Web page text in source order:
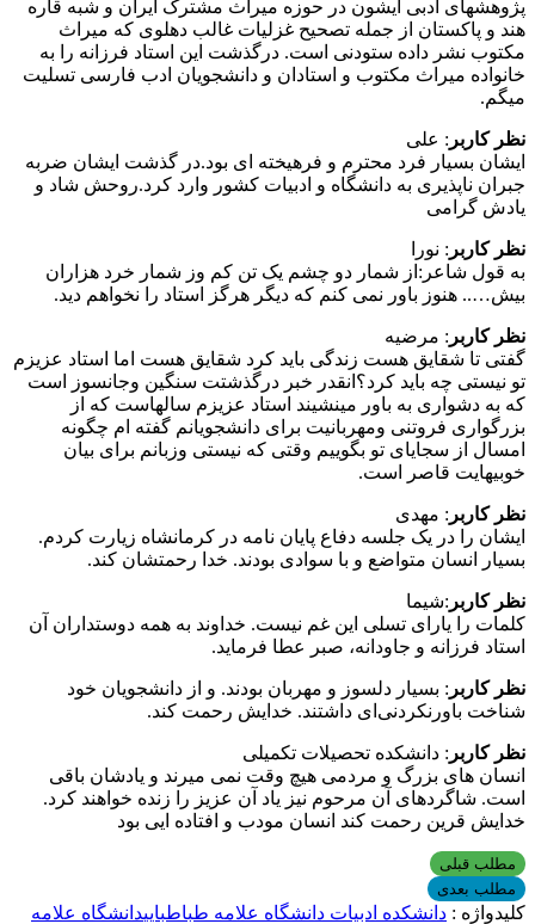
پژوهشهای ادبی ایشون در حوزه میراث مشترک ایران و شبه قاره
هند و پاکستان از جمله تصحیح غزلیات غالب دهلوی که میراث
مکتوب نشر داده ستودنی است. درگذشت این استاد فرزانه را به
خانواده میراث مکتوب و استادان و دانشجویان ادب فارسی تسلیت
میگم.
نظر کاربر : علی
ایشان بسیار فرد محترم و فرهیخته ای بود.در گذشت ایشان ضربه
جبران ناپذیری به دانشگاه و ادبیات کشور وارد کرد.روحش شاد و
یادش گرامی
نظر کاربر : نورا
به قول شاعر:از شمار دو چشم یک تن کم وز شمار خرد هزاران
بیش….. هنوز باور نمی کنم که دیگر هرگز استاد را نخواهم دید.
نظر کاربر : مرضیه
گفتی تا شقایق هست زندگی باید کرد شقایق هست اما استاد عزیزم
تو نیستی چه باید کرد؟انقدر خبر درگذشتت سنگین وجانسوز است
که به دشواری به باور مینشیند استاد عزیزم سالهاست که از
بزرگواری فروتنی ومهربانیت برای دانشجویانم گفته ام چگونه
امسال از سجایای تو بگوییم وقتی که نیستی وزبانم برای بیان
خوبیهایت قاصر است.
نظر کاربر : مهدی
ایشان را در یک جلسه دفاع پایان نامه در کرمانشاه زیارت کردم.
بسیار انسان متواضع و با سوادی بودند. خدا رحمتشان کند.
نظر کاربر :شیما
کلمات را یارای تسلی این غم نیست. خداوند به همه دوستداران آن
استاد فرزانه و جاودانه، صبر عطا فرماید.
نظر کاربر : بسیار دلسوز و مهربان بودند. و از دانشجویان خود
شناخت باورنکردنی‌ای داشتند. خدایش رحمت کند.
نظر کاربر : دانشکده تحصیلات تکمیلی
انسان های بزرگ و مردمی هیچ وقت نمی میرند و یادشان باقی
است. شاگردهای آن مرحوم نیز یاد آن عزیز را زنده خواهند کرد.
خدایش قرین رحمت کند انسان مودب و افتاده ایی بود
مطلب قبلی
مطلب بعدی
کلیدواژه : دانشکده ادبیات دانشگاه علامه طباطباییدانشگاه علامه